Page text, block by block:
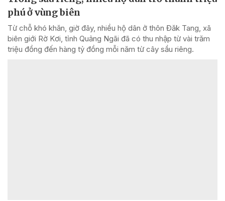
phú ở vùng biên
Từ chỗ khó khăn, giờ đây, nhiều hộ dân ở thôn Đăk Tang, xã
biên giới Rờ Kơi, tỉnh Quảng Ngãi đã có thu nhập từ vài trăm
triệu đồng đến hàng tỷ đồng mỗi năm từ cây sầu riêng.